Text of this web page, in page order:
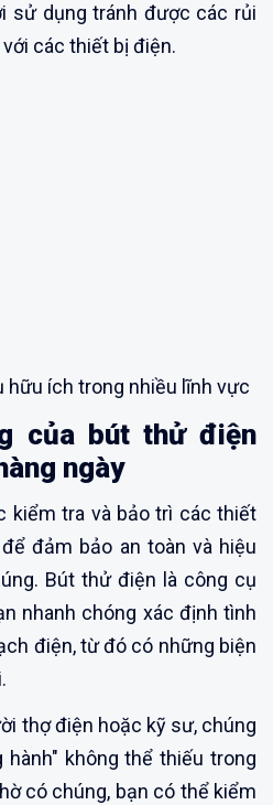
sử dụng tránh được các rủi
các thiết bị điện.
hữu ích trong nhiều lĩnh vực
của bút thử điện
ngày
kiểm tra và bảo trì các thiết
đảm bảo an toàn và hiệu
Bút thử điện là công cụ
nhanh chóng xác định tình
điện, từ đó có những biện
thợ điện hoặc kỹ sư, chúng
không thể thiếu trong
có chúng, bạn có thể kiểm